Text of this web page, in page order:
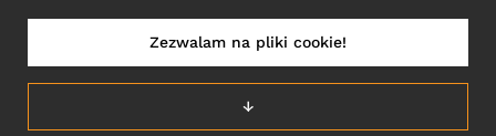
Uwaga! Nie wysyłaj zwrotów produktów na ten adres!
↓
Zezwalam na pliki cookie!